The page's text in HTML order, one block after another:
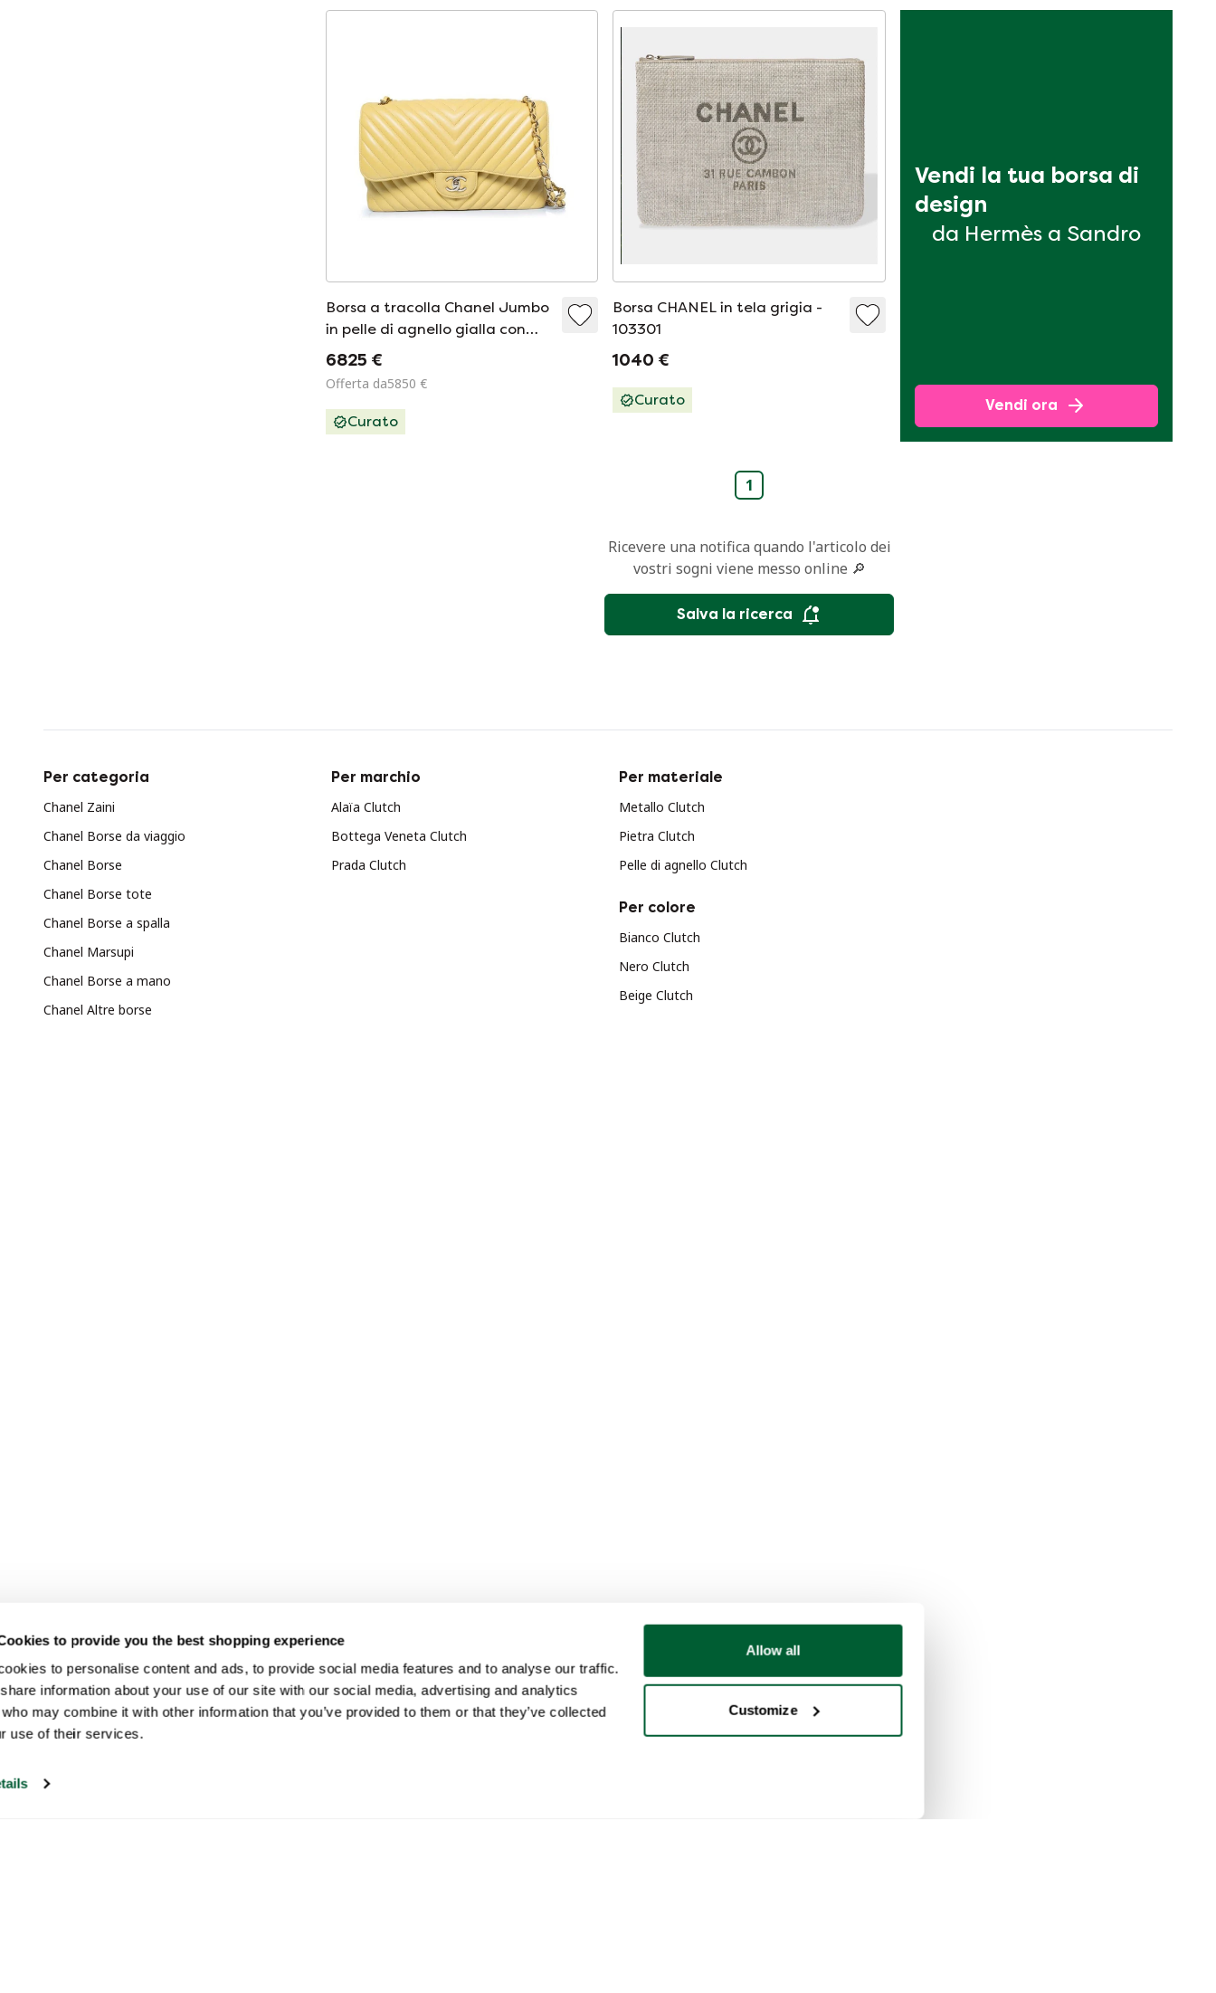
to provide you the best shopping experience
to personalise content and ads, to provide social media features and to analyse our traffic.
information about your use of our site with our social media, advertising and analytics
may combine it with other information that you’ve provided to them or that they’ve collected
use of their services.
Allow all
Customize
Borsa a tracolla Chanel Jumbo
in pelle di agnello gialla con
motivo chevron.
6825 €
Offerta da5850 €
Curato
Borsa CHANEL in tela grigia -
103301
1040 €
Curato
Vendi la tua borsa di
design
da Hermès a Sandro
Vendi ora
1
Ricevere una notifica quando l'articolo dei
vostri sogni viene messo online 🔎
Salva la ricerca
Per categoria
Chanel Zaini
Chanel Borse da viaggio
Chanel Borse
Chanel Borse tote
Chanel Borse a spalla
Chanel Marsupi
Chanel Borse a mano
Chanel Altre borse
Per marchio
Alaïa Clutch
Bottega Veneta Clutch
Prada Clutch
Per materiale
Metallo Clutch
Pietra Clutch
Pelle di agnello Clutch
Per colore
Bianco Clutch
Nero Clutch
Beige Clutch